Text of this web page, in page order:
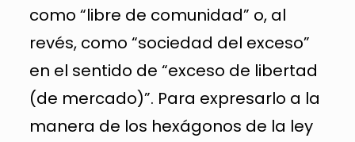
como “libre de comunidad” o, al
revés, como “sociedad del exceso”
en el sentido de “exceso de libertad
(de mercado)”. Para expresarlo a la
manera de los hexágonos de la ley